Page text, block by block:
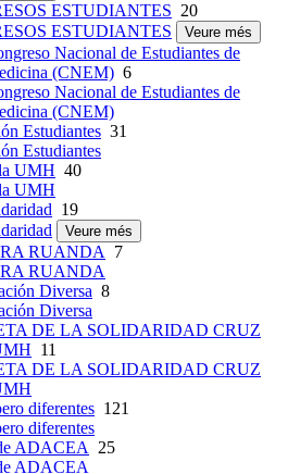
ESTUDIANTES 20
ESTUDIANTES
Veure més
Nacional de Estudiantes de
(CNEM) 6
Nacional de Estudiantes de
(CNEM)
Estudiantes 31
Estudiantes
UMH 40
UMH
19
Veure més
RUANDA
7
RUANDA
Diversa 8
Diversa
DE LA SOLIDARIDAD CRUZ
11
DE LA SOLIDARIDAD CRUZ
diferentes 121
diferentes
ADACEA
25
ADACEA